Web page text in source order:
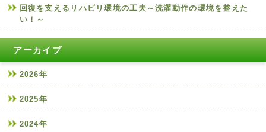
回復を支えるリハビリ環境の工夫～洗濯動作の環境を整えた
い！～
アーカイブ
2026年
2025年
2024年